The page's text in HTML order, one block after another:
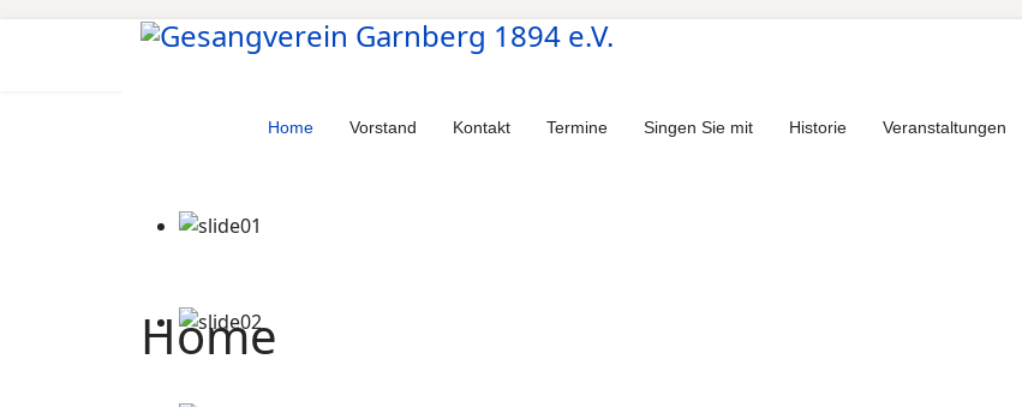
Home Vorstand Kontakt Termine Singen Sie mit Historie Veranstaltungen
Home